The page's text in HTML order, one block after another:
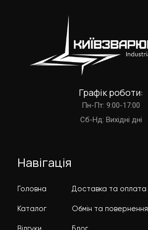
Графік роботи:
Пн-Пт: 9:00-17:00
Cб-Нд: Вихідні дні
Навігація
Головна
Каталог
Доставка та оплата
Обмін та повернення